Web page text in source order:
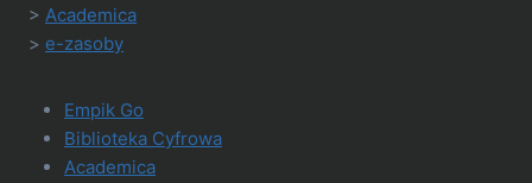
> Academica
> e-zasoby
Empik Go
Biblioteka Cyfrowa
Academica